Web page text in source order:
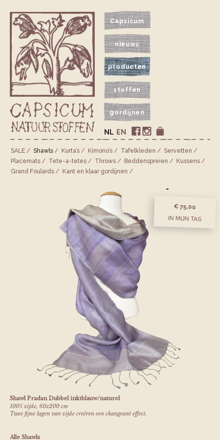
Capsicum
nieuws
producten
stoffen
gordijnen
EN
NL
SALE Shawls Kurta’s Kimono’s Tafelkleden
Servetten
Placemats
Tete-a-tetes Throws Bedden­spreien
Kussens
Grand Foulards
Kant en klaar gordijnen
Shawl Pradan Dubbel inktblauw/naturel
100% zijde, 60x200 cm
Twee fijne lagen van zijde creëren een changeant effect.
€ 75,00
IN MIJN TAS
Alle Shawls